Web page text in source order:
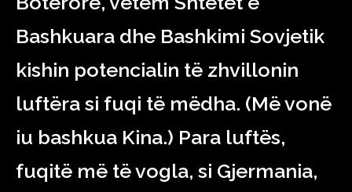
Bashkuara dhe Bashkimi Sovjetik
kishin potencialin të zhvillonin
luftëra si fuqi të mëdha. (Më vonë
iu bashkua Kina.) Para luftës,
fuqitë më të vogla, si Gjermania,